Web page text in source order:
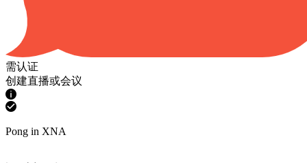
需认证
创建直播或会议
Pong in XNA